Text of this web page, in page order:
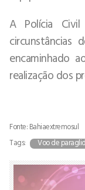
A Polícia
encaminhado
realização dos
Fonte: Bahiaextremosul
Tags:
Voo de